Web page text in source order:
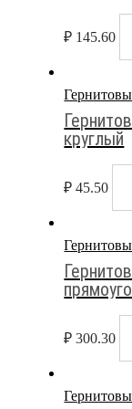
₽ 145.60
круглый
₽ 45.50
₽ 300.30